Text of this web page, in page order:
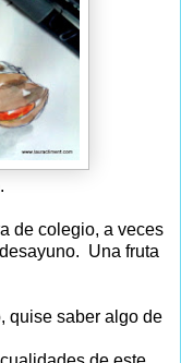
de colegio, a veces
Una fruta
quise saber algo de